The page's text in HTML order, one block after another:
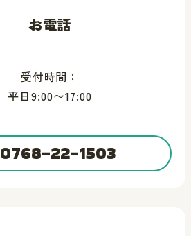
お電話
受付時間：
平日9:00〜17:00
0768-22-1503